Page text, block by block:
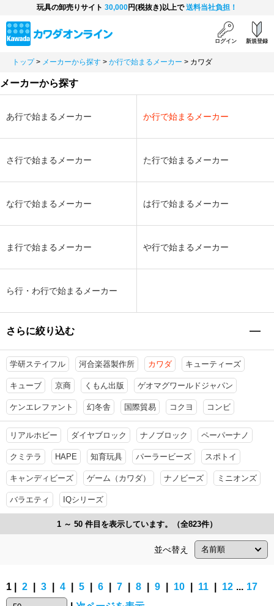
玩具の卸売りサイト 30,000円(税抜き)以上で送料当社負担！
ログイン 新規登録
トップ > メーカーから探す > か行で始まるメーカー > カワダ
メーカーから探す
あ行で始まるメーカー か行で始まるメーカー
さ行で始まるメーカー た行で始まるメーカー
な行で始まるメーカー は行で始まるメーカー
ま行で始まるメーカー や行で始まるメーカー
ら行・わ行で始まるメーカー
さらに絞り込む
学研ステイフル 河合楽器製作所 カワダ キューティーズ
キューブ 京商 くもん出版 ゲオマグワールドジャパン
ケンエレファント 幻冬舎 国際貿易 コクヨ コンビ
リアルホビー ダイヤブロック ナノブロック ペーパーナノ
クミテラ HAPE 知育玩具 パーラービーズ スポトイ
キャンディビーズ ゲーム（カワダ） ナノビーズ ミニオンズ
バラエティ IQシリーズ
1 ～ 50 件目を表示しています。（全823件）
並べ替え
1 | 2 3 4 5 6 7 8 9 10 11 12 ... 17